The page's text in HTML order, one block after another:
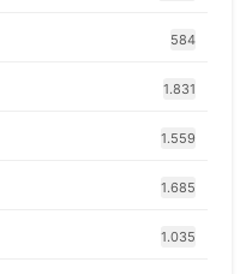
584
1.831
1.559
1.685
1.035